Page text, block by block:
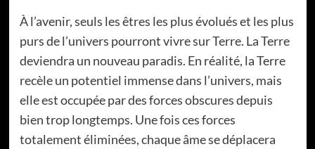
À l’avenir, seuls les êtres les plus évolués et les plus
purs de l’univers pourront vivre sur Terre. La Terre
deviendra un nouveau paradis. En réalité, la Terre
recèle un potentiel immense dans l’univers, mais
elle est occupée par des forces obscures depuis
bien trop longtemps. Une fois ces forces
totalement éliminées, chaque âme se déplacera